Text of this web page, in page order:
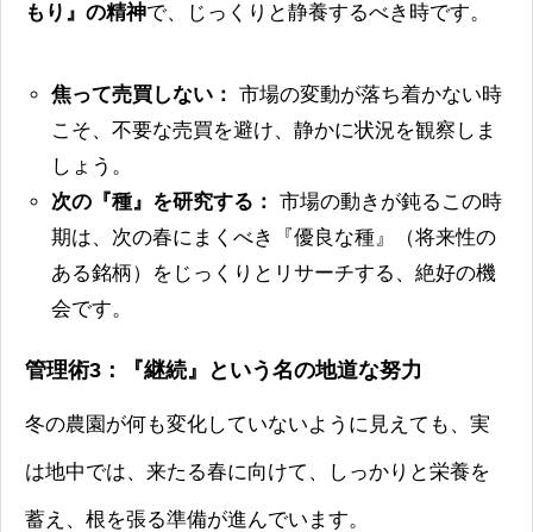
もり』の精神で、じっくりと静養するべき時です。
焦って売買しない： 市場の変動が落ち着かない時
こそ、不要な売買を避け、静かに状況を観察しま
しょう。
次の『種』を研究する： 市場の動きが鈍るこの時
期は、次の春にまくべき『優良な種』（将来性の
ある銘柄）をじっくりとリサーチする、絶好の機
会です。
管理術3：『継続』という名の地道な努力
冬の農園が何も変化していないように見えても、実
は地中では、来たる春に向けて、しっかりと栄養を
蓄え、根を張る準備が進んでいます。